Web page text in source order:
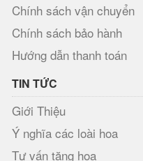
Chính sách vận chuyển
Chính sách bảo hành
Hướng dẫn thanh toán
TIN TỨC
Giới Thiệu
Ý nghĩa các loài hoa
Tư vấn tặng hoa